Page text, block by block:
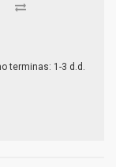
terminas: 1-3 d.d.